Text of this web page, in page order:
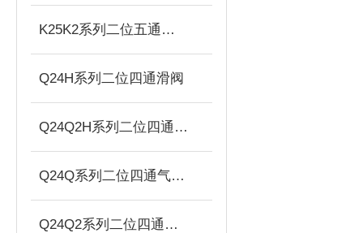
K25K2系列二位五通双气控滑阀
Q24H系列二位四通滑阀
Q24Q2H系列二位四通双气控滑阀
Q24Q系列二位四通气控滑阀
Q24Q2系列二位四通双气控滑阀